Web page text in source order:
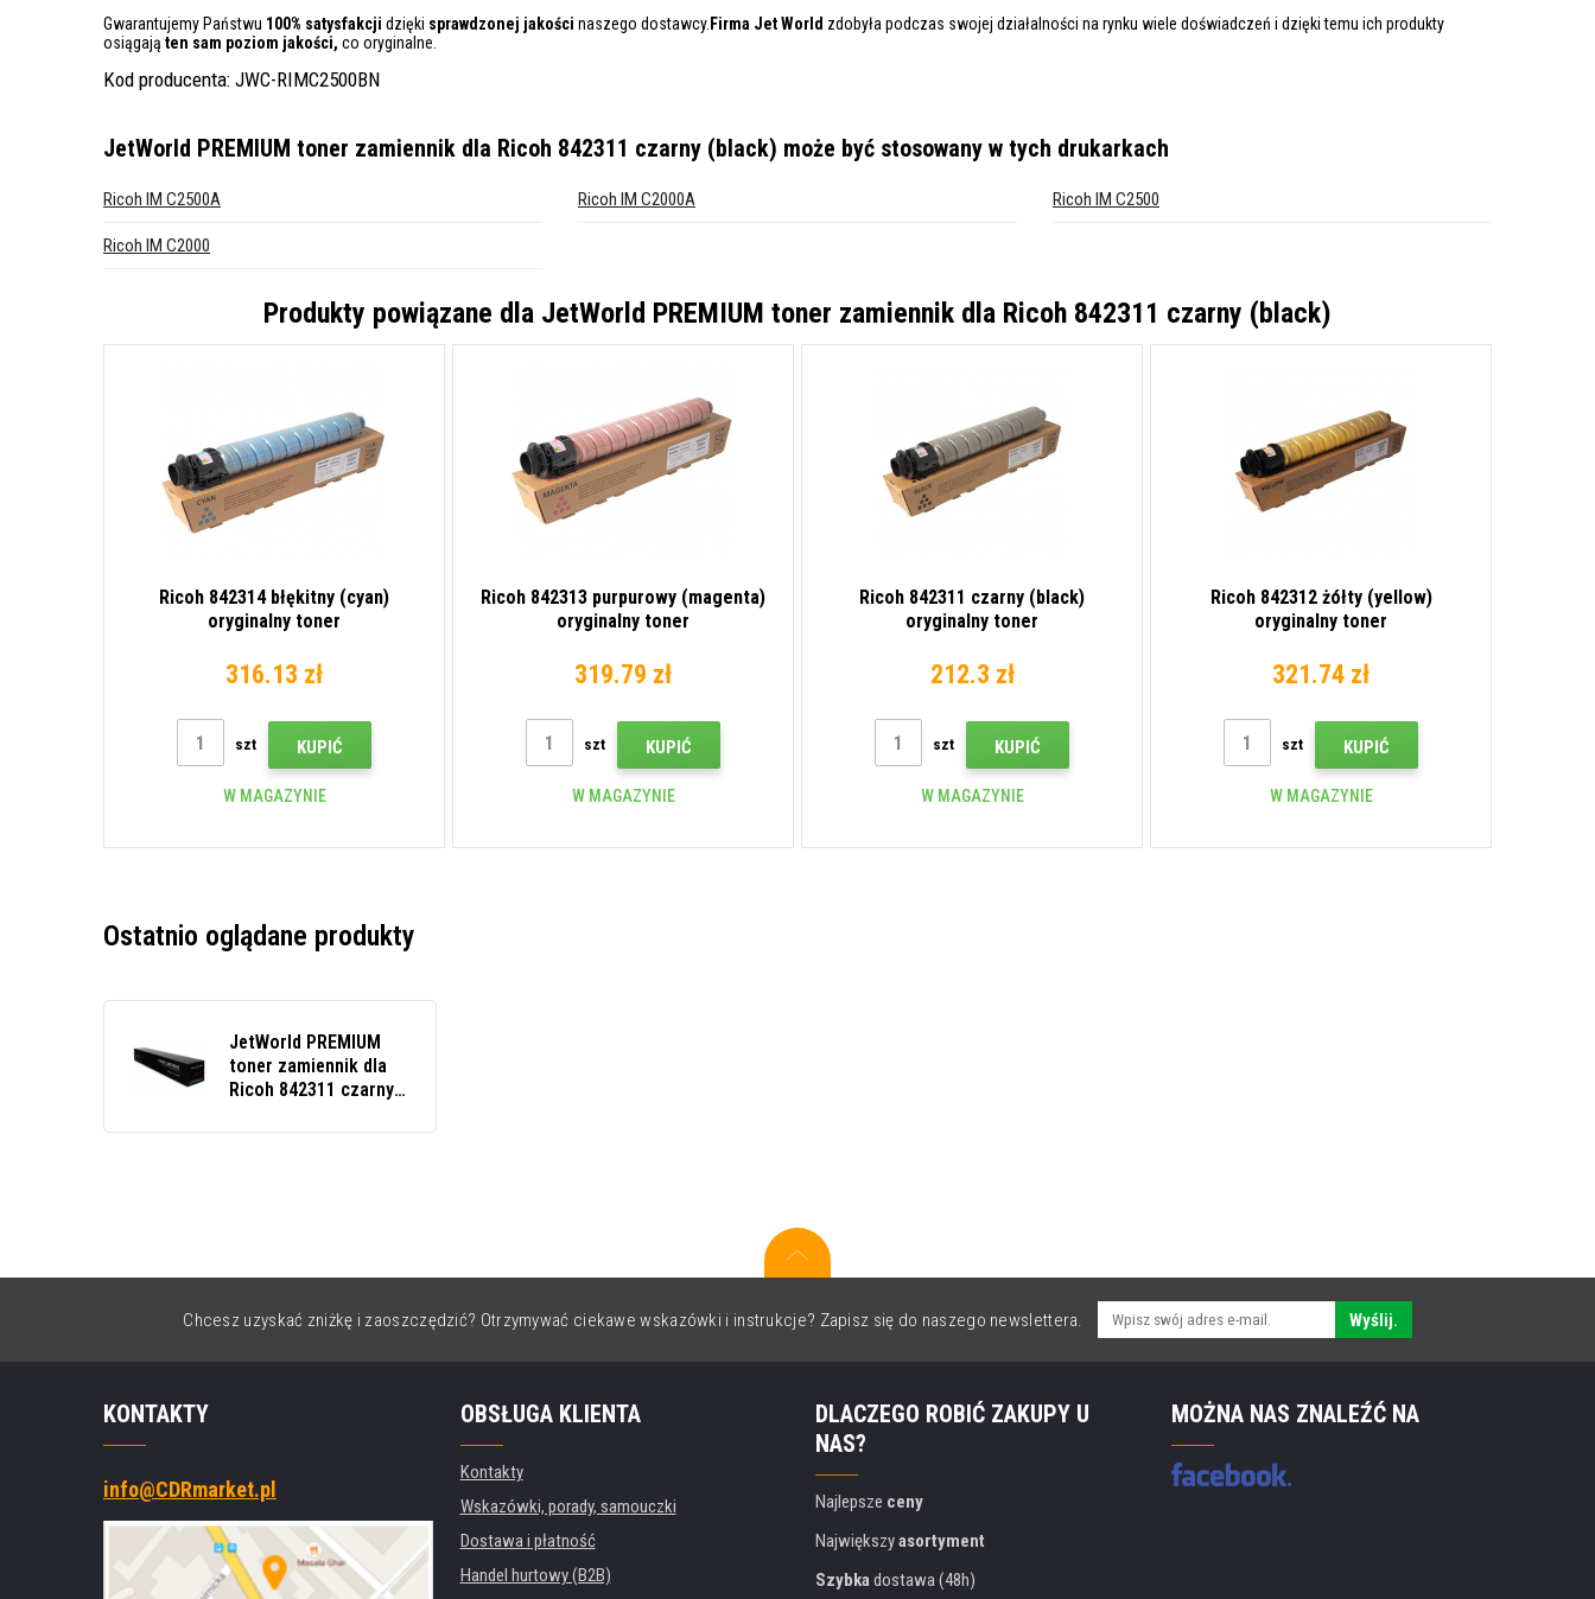
Gwarantujemy Państwu 100% satysfakcji dzięki sprawdzonej jakości naszego dostawcy. Firma Jet World zdobyła podczas swojej działalności na rynku wiele doświadczeń i dzięki temu ich produkty
osiągają ten sam poziom jakości, co oryginalne.
Kod producenta: JWC-RIMC2500BN
JetWorld PREMIUM toner zamiennik dla Ricoh 842311 czarny (black) może być stosowany w tych drukarkach
Ricoh IM C2500A Ricoh IM C2000A Ricoh IM C2500
Ricoh IM C2000
Produkty powiązane dla JetWorld PREMIUM toner zamiennik dla Ricoh 842311 czarny (black)
Ricoh 842314 błękitny (cyan)
oryginalny toner
316.13 zł
szt KUPIĆ
W MAGAZYNIE
Ricoh 842313 purpurowy (magenta)
oryginalny toner
319.79 zł
szt KUPIĆ
W MAGAZYNIE
Ricoh 842311 czarny (black)
oryginalny toner
212.3 zł
szt KUPIĆ
W MAGAZYNIE
Ricoh 842312 żółty (yellow)
oryginalny toner
321.74 zł
szt KUPIĆ
W MAGAZYNIE
Ostatnio oglądane produkty
JetWorld PREMIUM
toner zamiennik dla
Ricoh 842311 czarny
Chcesz uzyskać zniżkę i zaoszczędzić? Otrzymywać ciekawe wskazówki i instrukcje? Zapisz się do naszego newslettera. Wyślij.
KONTAKTY
info@CDRmarket.pl
OBSŁUGA KLIENTA
Kontakty
Wskazówki, porady, samouczki
Dostawa i płatność
Handel hurtowy (B2B)
DLACZEGO ROBIĆ ZAKUPY U
NAS?
Najlepsze ceny
Największyasortyment
Szybkadostawa (48h)
MOŻNA NAS ZNALEŹĆ NA